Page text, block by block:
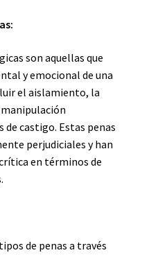
son aquellas que
y emocional de una
el aislamiento, la
castigo. Estas penas
perjudiciales y han
en términos de
de penas a través